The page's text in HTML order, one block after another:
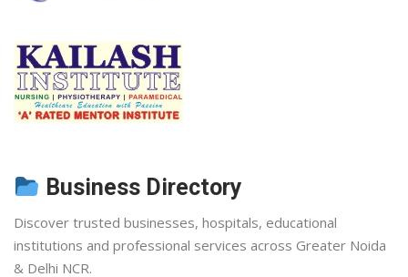
Business Directory
Discover trusted businesses, hospitals, educational
institutions and professional services across Greater Noida
& Delhi NCR.